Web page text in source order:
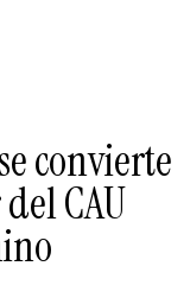
convierte
CAU